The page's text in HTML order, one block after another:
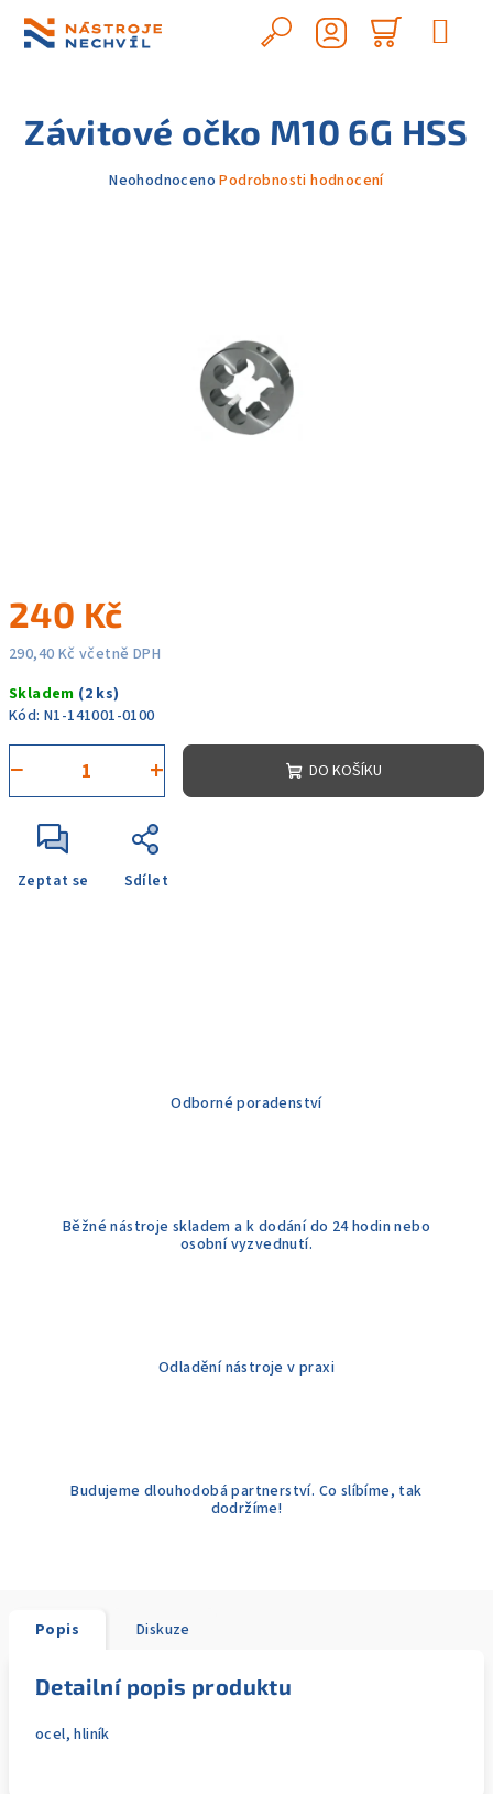
obsah
Hledat
košík
240 Kč
290,40 Kč včetně DPH
cena:
Skladem (2 ks)
Kód: N1-141001-0100
+
− DO KOŠÍKU
Zeptat se Sdílet
Závitové očko M10 6G HSS
Průměrné
Neohodnoceno Podrobnosti hodnocení
Odborné poradenství
Běžné nástroje skladem a k dodání do 24 hodin nebo
osobní vyzvednutí.
Odladění nástroje v praxi
Budujeme dlouhodobá partnerství. Co slíbíme, tak
dodržíme!
Popis Diskuze
Detailní popis produktu
ocel, hliník